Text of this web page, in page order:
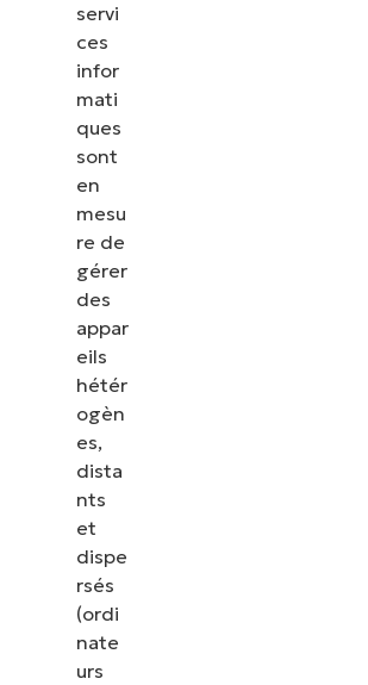
servi
ces
infor
mati
ques
sont
en
mesu
re de
gérer
des
appar
eils
hétér
ogèn
es,
dista
nts
et
dispe
rsés
(ordi
nate
urs